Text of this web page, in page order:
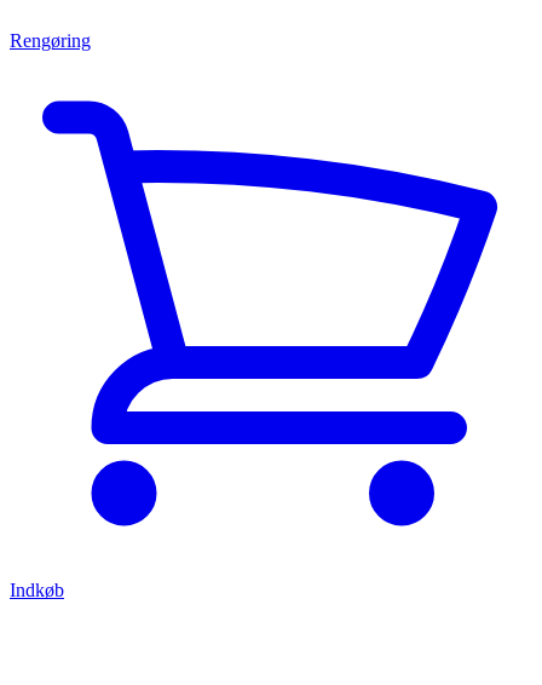
Rengøring
Indkøb